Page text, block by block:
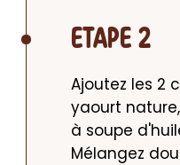
ETAPE 2
Ajoutez les 2
yaourt
à soupe
Mélangez